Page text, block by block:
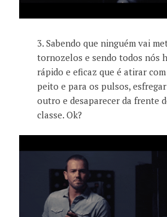
3. Sabendo que ninguém vai
tornozelos e sendo todos nós
rápido e eficaz que é atirar
peito e para os pulsos,
outro e desaparecer da frente
classe. Ok?